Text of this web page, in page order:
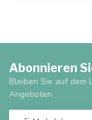
Abonnieren
Bleiben Sie auf dem
Angeboten